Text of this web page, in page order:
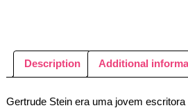
Description Additional
Gertrude Stein era uma jovem